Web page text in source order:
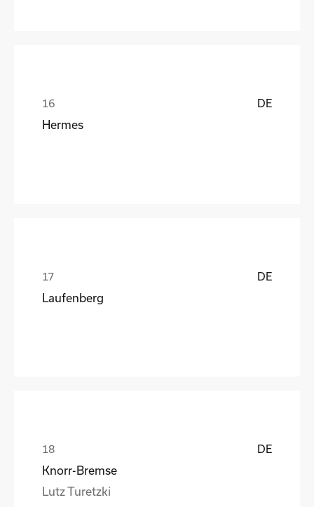
DE
Hermes
DE
Laufenberg
DE
Knorr-Bremse
Lutz Turetzki